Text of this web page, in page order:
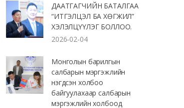
ДААТГАГЧИЙН БАТАЛГАА
“ИТГЭЛЦЭЛ БА ХӨГЖИЛ”
ХЭЛЭЛЦҮҮЛЭГ БОЛЛОО.
2026-02-04
Монголын барилгын
салбарын мэргэжлийн
нэгдсэн холбоо
байгуулахаар салбарын
мэргэжлийн холбоод